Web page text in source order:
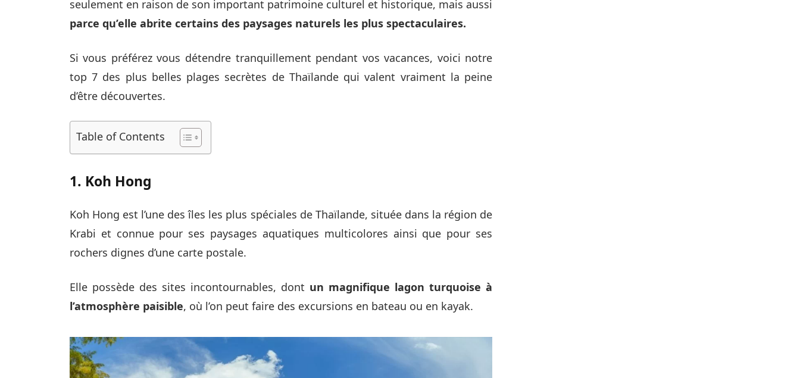
seulement en raison de son important patrimoine culturel et historique, mais aussi
parce qu’elle abrite certains des paysages naturels les plus spectaculaires.
Si vous préférez vous détendre tranquillement pendant vos vacances, voici notre
top 7 des plus belles plages secrètes de Thaïlande qui valent vraiment la peine
d’être découvertes.
Table of Contents
1. Koh Hong
Koh Hong est l’une des îles les plus spéciales de Thaïlande, située dans la région de
Krabi et connue pour ses paysages aquatiques multicolores ainsi que pour ses
rochers dignes d’une carte postale.
Elle possède des sites incontournables, dont un magnifique lagon turquoise à
l’atmosphère paisible, où l’on peut faire des excursions en bateau ou en kayak.